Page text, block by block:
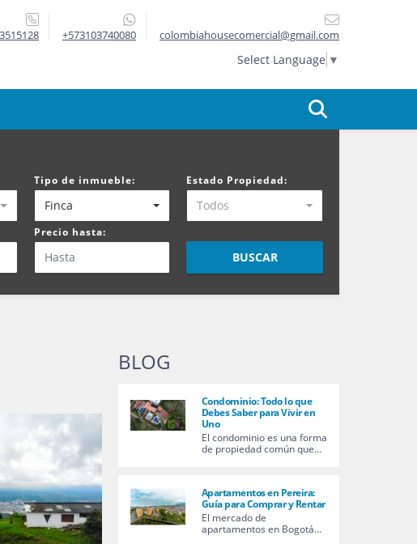
+573103740080 colombiahousecomercial@gmail.com
Select Language ▼
Tipo de inmueble:
Finca
Estado Propiedad:
Todos
Precio hasta:
BUSCAR
BLOG
Condominio: Todo lo que
Debes Saber para Vivir en
Uno
El condominio es una forma
de propiedad común que…
Apartamentos en Pereira:
Guía para Comprar y Rentar
El mercado de
apartamentos en Bogotá…